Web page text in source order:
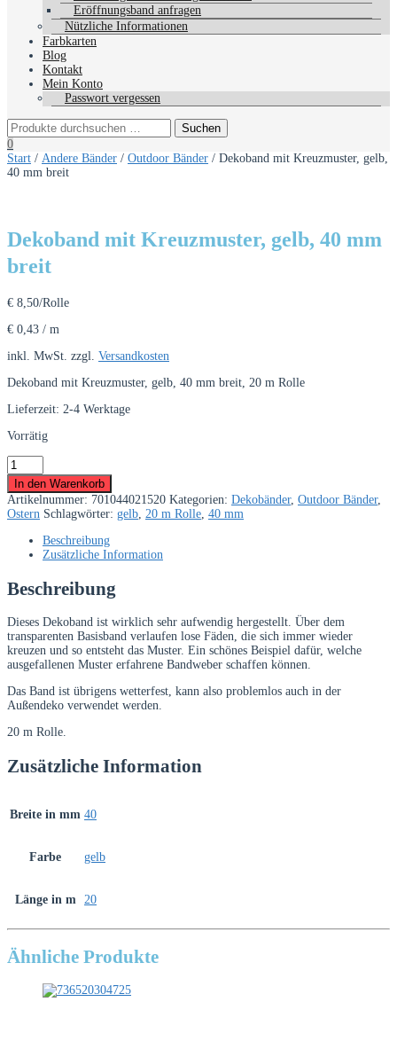
Eröffnungsband anfragen
Nützliche Informationen
Farbkarten
Blog
Kontakt
Mein Konto
Passwort vergessen
0
Start / Andere Bänder / Outdoor Bänder / Dekoband mit Kreuzmuster, gelb,
40 mm breit
Dekoband mit Kreuzmuster, gelb, 40 mm
breit
€ 8,50/Rolle
€ 0,43 / m
inkl. MwSt. zzgl. Versandkosten
Dekoband mit Kreuzmuster, gelb, 40 mm breit, 20 m Rolle
Lieferzeit: 2-4 Werktage
Vorrätig
Dekoband
mit
Kreuzmuster,
gelb,
40
Menge
In den Warenkorb
Artikelnummer: 701044021520 Kategorien: Dekobänder, Outdoor Bänder,
Ostern Schlagwörter: gelb, 20 m Rolle, 40 mm
Beschreibung
Zusätzliche Information
Beschreibung
Dieses Dekoband ist wirklich sehr aufwendig hergestellt. Über dem
transparenten Basisband verlaufen lose Fäden, die sich immer wieder
kreuzen und so entsteht das Muster. Ein schönes Beispiel dafür, welche
ausgefallenen Muster erfahrene Bandweber schaffen können.
Das Band ist übrigens wetterfest, kann also problemlos auch in der
Außendeko verwendet werden.
20 m Rolle.
Zusätzliche Information
Breite in mm 40
Farbe gelb
Länge in m 20
Ähnliche Produkte